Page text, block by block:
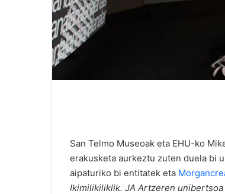
San Telmo Museoak eta EHU-ko
erakusketa aurkeztu zuten duela bi
aipaturiko bi entitatek eta
Ikimilikiliklik. JA Artzeren unibertsoa